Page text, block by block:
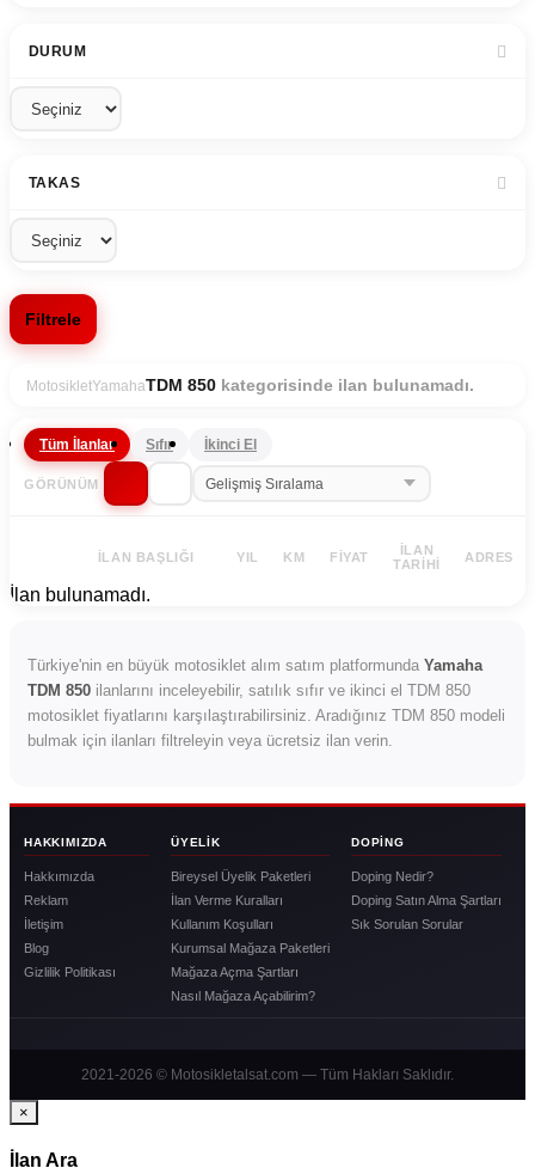
DURUM
TAKAS
Filtrele
MotosikletYamahaTDM 850 kategorisinde ilan bulunamadı.
Tüm İlanlar Sıfır İkinci El
GÖRÜNÜM
İLAN BAŞLIĞI YIL KM FIYAT
İLAN
TARIHI
ADRES
İlan bulunamadı.
Türkiye'nin en büyük motosiklet alım satım platformunda Yamaha
TDM 850 ilanlarını inceleyebilir, satılık sıfır ve ikinci el TDM 850
motosiklet fiyatlarını karşılaştırabilirsiniz. Aradığınız TDM 850 modeli
bulmak için ilanları filtreleyin veya ücretsiz ilan verin.
HAKKIMIZDA
Hakkımızda
Reklam
İletişim
Blog
Gizlilik Politikası
ÜYELIK
Bireysel Üyelik Paketleri
İlan Verme Kuralları
Kullanım Koşulları
Kurumsal Mağaza Paketleri
Mağaza Açma Şartları
Nasıl Mağaza Açabilirim?
DOPING
Doping Nedir?
Doping Satın Alma Şartları
Sık Sorulan Sorular
2021-2026 © Motosikletalsat.com — Tüm Hakları Saklıdır.
×
İlan Ara